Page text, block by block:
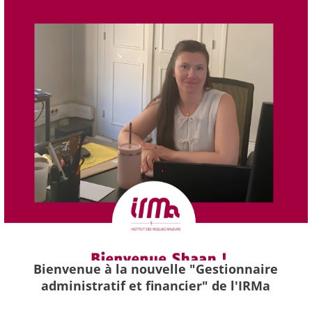
Bienvenue à la nouvelle "Gestionnaire
administratif et financier" de l'IRMa